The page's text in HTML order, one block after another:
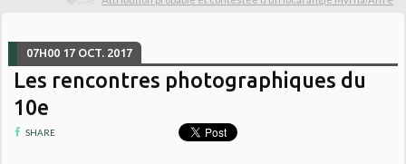
07H00 17 OCT. 2017
Les rencontres photographiques du
10e
SHARE